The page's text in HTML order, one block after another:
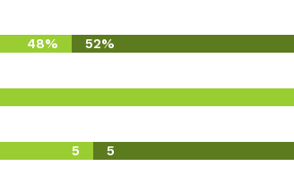
48% 52%
5 5